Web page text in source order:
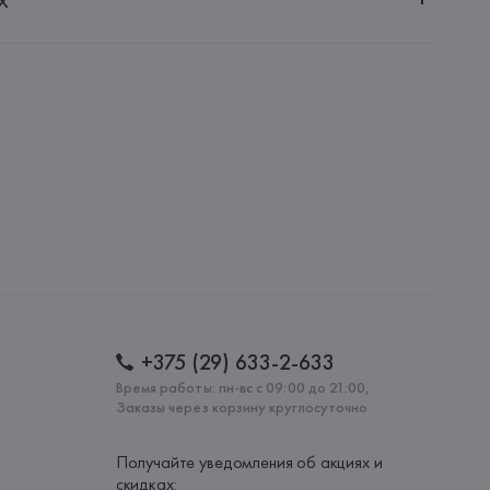
+375 (29) 633-2-633
Время работы: пн-вс с 09:00 до 21:00,
Заказы через корзину круглосуточно
Получайте уведомления об акциях и
скидках: